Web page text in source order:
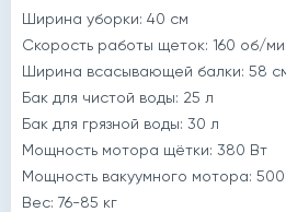
Ширина уборки: 40 см
Скорость работы щеток: 160 об/
Ширина всасывающей балки: 58
Бак для чистой воды: 25 л
Бак для грязной воды: 30 л
Мощность мотора щётки: 380 Вт
Мощность вакуумного мотора:
Вес: 76-85 кг